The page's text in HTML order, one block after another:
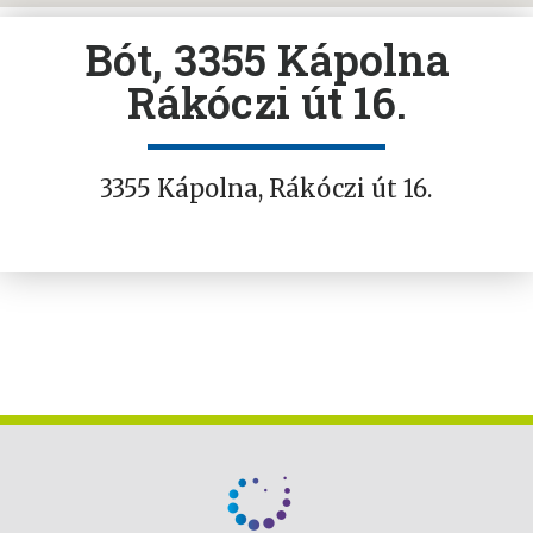
Bót, 3355 Kápolna
Rákóczi út 16.
3355 Kápolna, Rákóczi út 16.